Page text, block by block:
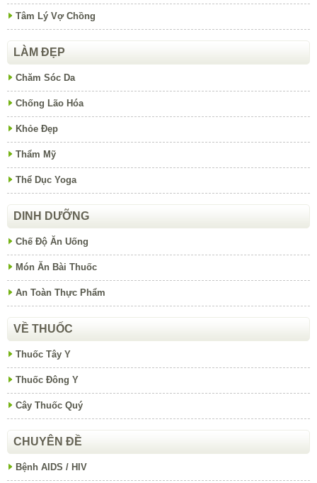
Tâm Lý Vợ Chồng
LÀM ĐẸP
Chăm Sóc Da
Chống Lão Hóa
Khỏe Đẹp
Thẩm Mỹ
Thể Dục Yoga
DINH DƯỠNG
Chế Độ Ăn Uống
Món Ăn Bài Thuốc
An Toàn Thực Phẩm
VỀ THUỐC
Thuốc Tây Y
Thuốc Đông Y
Cây Thuốc Quý
CHUYÊN ĐỀ
Bệnh AIDS / HIV